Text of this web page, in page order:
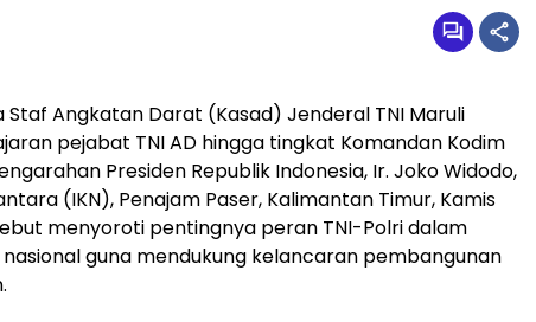
Staf Angkatan Darat (Kasad) Jenderal TNI Maruli
pejabat TNI AD hingga tingkat Komandan Kodim
Presiden Republik Indonesia, Ir. Joko Widodo,
(IKN), Penajam Paser, Kalimantan Timur, Kamis
menyoroti pentingnya peran TNI-Polri dalam
guna mendukung kelancaran pembangunan